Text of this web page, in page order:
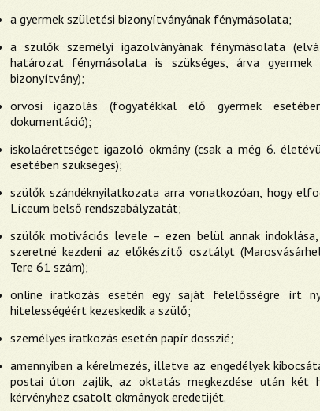
a gyermek születési bizonyítványának fénymásolata;
a szülők személyi igazolványának fénymásolata
határozat fénymásolata is szükséges, árva
bizonyítvány);
orvosi igazolás (fogyatékkal élő gyermek
dokumentáció);
iskolaérettséget igazoló okmány (csak a még 6.
esetében szükséges);
szülők szándéknyilatkozata arra vonatkozóan, hogy
Líceum belső rendszabályzatát;
szülők motivációs levele – ezen belül annak
szeretné kezdeni az előkészítő osztályt
Tere 61 szám);
online iratkozás esetén egy saját felelősségre írt
hitelességéért kezeskedik a szülő;
személyes iratkozás esetén papír dosszié;
amennyiben a kérelmezés, illetve az engedélyek
postai úton zajlik, az oktatás megkezdése után
kérvényhez csatolt okmányok eredetijét.